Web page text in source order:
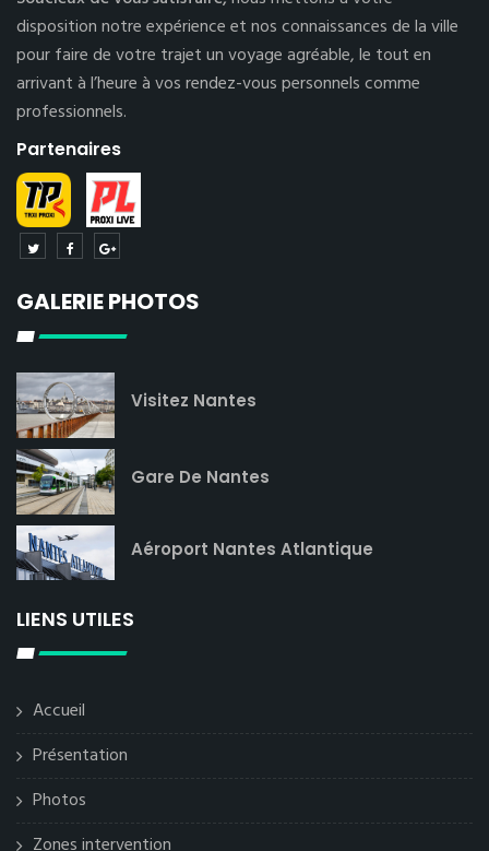
disposition notre expérience et nos connaissances de la ville
pour faire de votre trajet un voyage agréable, le tout en
arrivant à l’heure à vos rendez-vous personnels comme
professionnels.
Partenaires
GALERIE PHOTOS
Visitez Nantes
Gare De Nantes
Aéroport Nantes Atlantique
LIENS UTILES
Accueil
Présentation
Photos